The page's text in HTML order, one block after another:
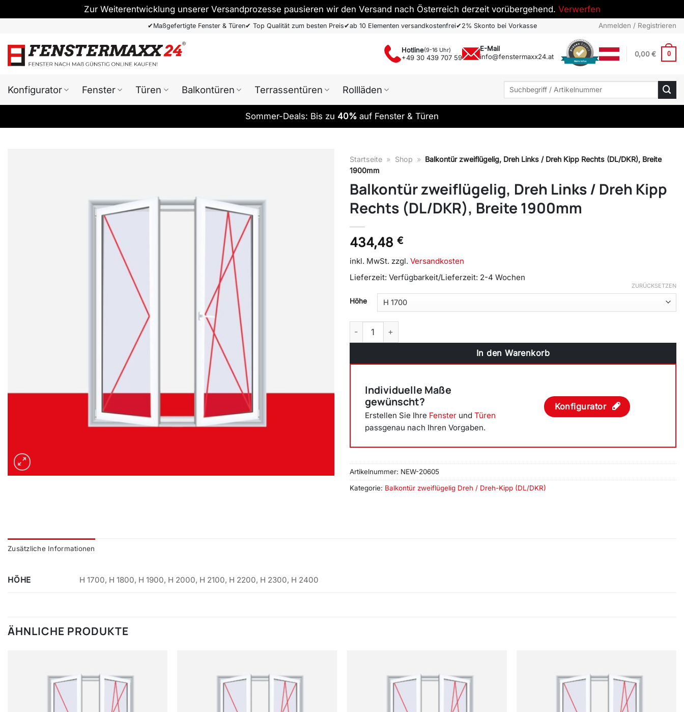
Zur Weiterentwicklung unserer Versandprozesse pausieren wir den Versand nach Österreich derzeit vorübergehend. Verwerfen
springen
✔Maßgefertigte Fenster & Türen✔ Top Qualität zum besten Preis✔ab 10 Elementen versandkostenfrei✔2% Skonto bei Vorkasse Anmelden / Registrieren
Hotline(9-16 Uhr)
+49 30 439 707 59
E-Mail
info@fenstermaxx24.at
Mehr Infos
0,00€ 0
Konfigurator Fenster Türen Balkontüren Terrassentüren Rollläden
Suchen
Sommer-Deals: Bis zu 40% auf Fenster & Türen
Startseite » Shop » Balkontür zweiflügelig, Dreh Links / Dreh Kipp Rechts (DL/DKR), Breite
1900mm
Balkontür zweiflügelig, Dreh Links / Dreh Kipp
Rechts (DL/DKR), Breite 1900mm
434,48 €
inkl. MwSt. zzgl. Versandkosten
Lieferzeit: Verfügbarkeit/Lieferzeit: 2-4 Wochen
Höhe
ZURÜCKSETZEN
Balkontür zweiflügelig, Dreh Links / Dreh Kipp Rechts (DL/DKR), Breite 1900mm Menge
In den Warenkorb
Individuelle Maße
gewünscht?
Erstellen Sie Ihre Fenster und Türen
passgenau nach Ihren Vorgaben.
Konfigurator
Artikelnummer: NEW-20605
Kategorie: Balkontür zweiflügelig Dreh / Dreh-Kipp (DL/DKR)
Zusätzliche Informationen
HÖHE H 1700, H 1800, H 1900, H 2000, H 2100, H 2200, H 2300, H 2400
ÄHNLICHE PRODUKTE